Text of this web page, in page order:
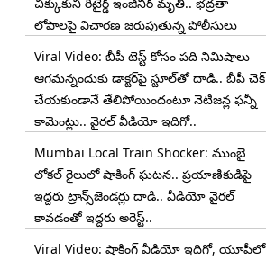
లోపాలపై విచారణ జరుపుతున్న పోలీసులు
Viral Video: బీపీ టెస్ట్‌ కోసం పది నిమిషాలు
ఆగమన్నందుకు డాక్టర్‌పై స్టూల్‌తో దాడి.. బీపీ చెక్
చేయకుండానే తేలిపోయిందంటూ నెటిజన్ల ఫన్నీ
కామెంట్లు.. వైరల్ వీడియో ఇదిగో..
Mumbai Local Train Shocker: ముంబై
లోకల్ రైలులో షాకింగ్ ఘటన.. ప్రయాణికుడిపై
ఇద్దరు ట్రాన్స్‌జెండర్లు దాడి.. వీడియో వైరల్
కావడంతో ఇద్దరు అరెస్ట్..
Viral Video: షాకింగ్ వీడియో ఇదిగో, యూపీలో